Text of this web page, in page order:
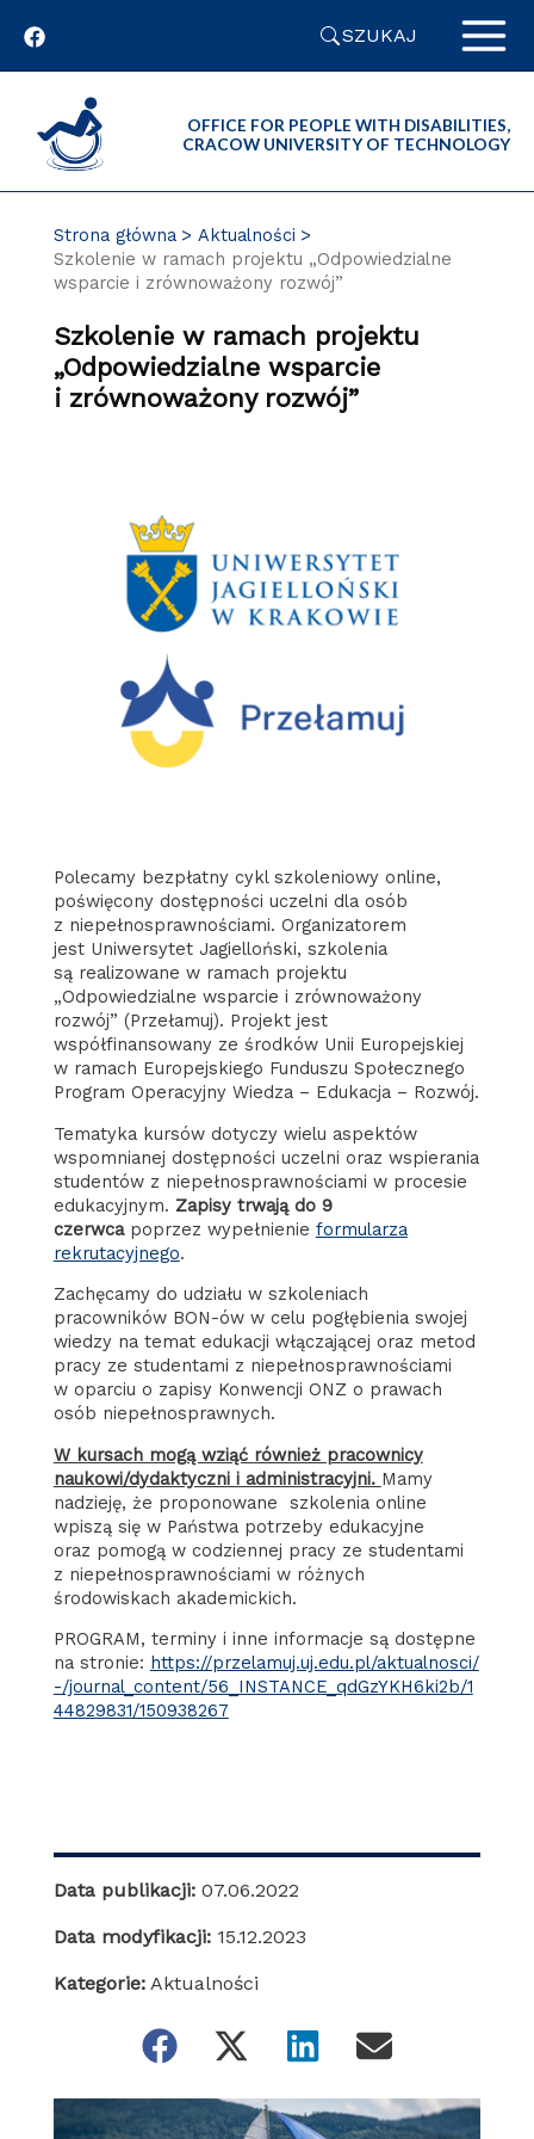
SZUKAJ
OFFICE FOR PEOPLE WITH DISABILITIES,
CRACOW UNIVERSITY OF TECHNOLOGY
Strona główna
Aktualności
Szkolenie w ramach projektu „Odpowiedzialne
wsparcie i zrównoważony rozwój”
Szkolenie w ramach projektu
„Odpowiedzialne wsparcie
i zrównoważony rozwój”
Polecamy bezpłatny cykl szkoleniowy online,
poświęcony dostępności uczelni dla osób
z niepełnosprawnościami. Organizatorem
jest Uniwersytet Jagielloński, szkolenia
są realizowane w ramach projektu
„Odpowiedzialne wsparcie i zrównoważony
rozwój” (Przełamuj). Projekt jest
współfinansowany ze środków Unii Europejskiej
w ramach Europejskiego Funduszu Społecznego
Program Operacyjny Wiedza – Edukacja – Rozwój.
Tematyka kursów dotyczy wielu aspektów
wspomnianej dostępności uczelni oraz wspierania
studentów z niepełnosprawnościami w procesie
edukacyjnym. Zapisy trwają do 9
czerwca poprzez wypełnienie formularza
rekrutacyjnego.
Zachęcamy do udziału w szkoleniach
pracowników BON-ów w celu pogłębienia swojej
wiedzy na temat edukacji włączającej oraz metod
pracy ze studentami z niepełnosprawnościami
w oparciu o zapisy Konwencji ONZ o prawach
osób niepełnosprawnych.
W kursach mogą wziąć również pracownicy
naukowi/dydaktyczni i administracyjni. Mamy
nadzieję, że proponowane szkolenia online
wpiszą się w Państwa potrzeby edukacyjne
oraz pomogą w codziennej pracy ze studentami
z niepełnosprawnościami w różnych
środowiskach akademickich.
PROGRAM, terminy i inne informacje są dostępne
na stronie: https://przelamuj.uj.edu.pl/aktualnosci/
-/journal_content/56_INSTANCE_qdGzYKH6ki2b/1
44829831/150938267
Data publikacji: 07.06.2022
Data modyfikacji: 15.12.2023
Kategorie: Aktualności